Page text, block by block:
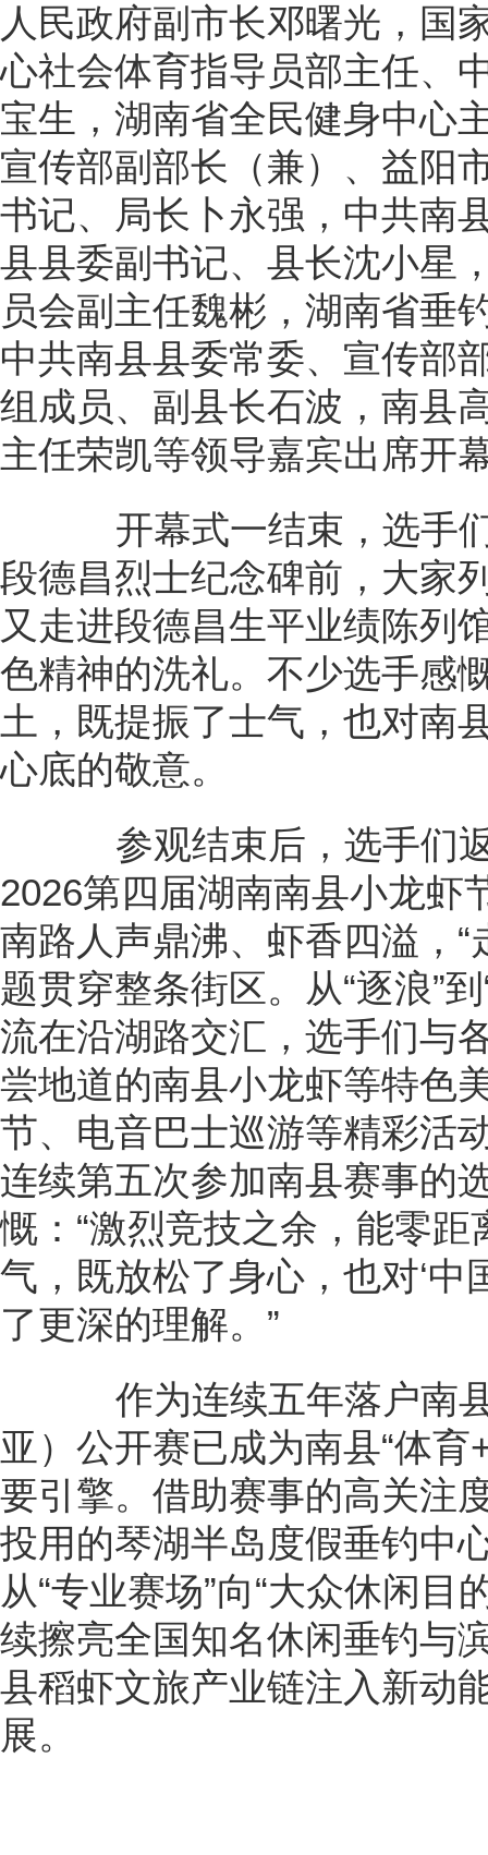
人民政府副市长邓曙光，国
心社会体育指导员部主任、
宝生，湖南省全民健身中心
宣传部副部长（兼）、益阳
书记、局长卜永强，中共南
县县委副书记、县长沈小星
员会副主任魏彬，湖南省垂
中共南县县委常委、宣传部
组成员、副县长石波，南县
主任荣凯等领导嘉宾出席开
开幕式一结束，选手们
段德昌烈士纪念碑前，大家
又走进段德昌生平业绩陈列
色精神的洗礼。不少选手感
土，既提振了士气，也对南
心底的敬意。
参观结束后，选手们返
2026第四届湖南南县小龙虾
南路人声鼎沸、虾香四溢，
题贯穿整条街区。从“逐浪”
流在沿湖路交汇，选手们与
尝地道的南县小龙虾等特色
节、电音巴士巡游等精彩活
连续第五次参加南县赛事的
慨：“激烈竞技之余，能零
气，既放松了身心，也对‘中
了更深的理解。”
作为连续五年落户南县
亚）公开赛已成为南县“体
要引擎。借助赛事的高关注
投用的琴湖半岛度假垂钓中
从“专业赛场”向“大众休闲目
续擦亮全国知名休闲垂钓与
县稻虾文旅产业链注入新动
展。